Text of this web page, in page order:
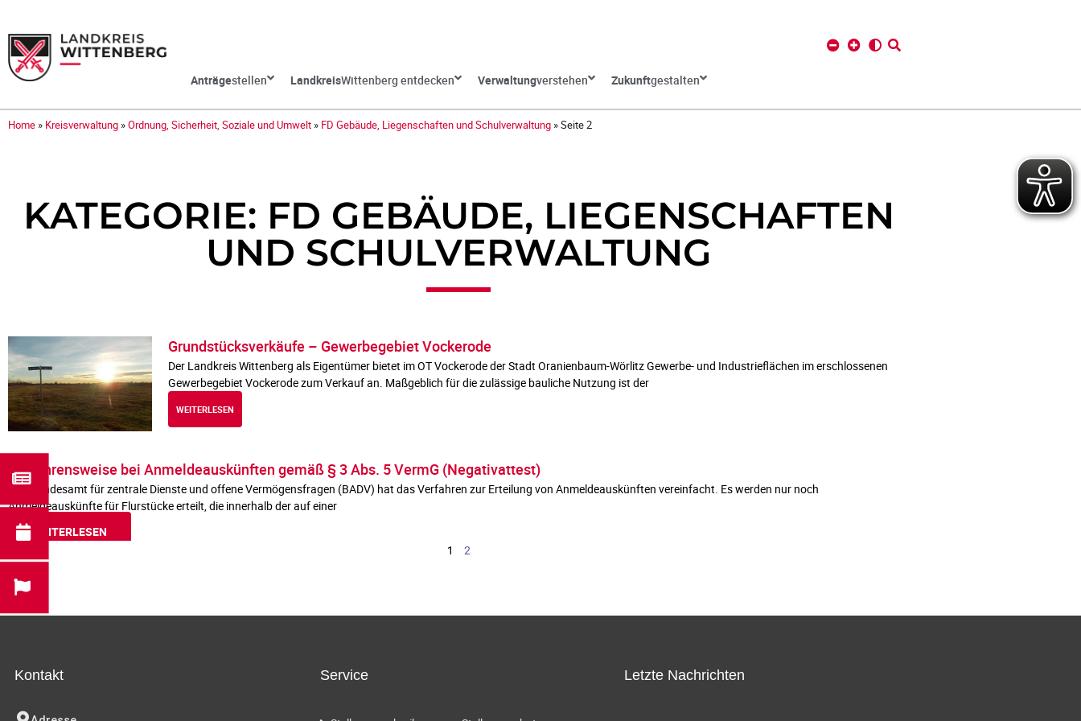
Anträgestellen LandkreisWittenberg entdecken Verwaltungverstehen Zukunftgestalten
Home » Kreisverwaltung »Ordnung, Sicherheit, Soziale und Umwelt » FD Gebäude, Liegenschaften und Schulverwaltung »Seite 2
KATEGORIE: FD GEBÄUDE, LIEGENSCHAFTEN
UND SCHULVERWALTUNG
Grundstücksverkäufe – Gewerbegebiet Vockerode
Der Landkreis Wittenberg als Eigentümer bietet im OT Vockerode der Stadt Oranienbaum-Wörlitz Gewerbe- und Industrieflächen im erschlossenen
Gewerbegebiet Vockerode zum Verkauf an. Maßgeblich für die zulässige bauliche Nutzung ist der
WEITERLESEN
Verfahrensweise bei Anmeldeauskünften gemäß § 3 Abs. 5 VermG (Negativattest)
Das Bundesamt für zentrale Dienste und offene Vermögensfragen (BADV) hat das Verfahren zur Erteilung von Anmeldeauskünften vereinfacht. Es werden nur noch
Anmeldeauskünfte für Flurstücke erteilt, die innerhalb der auf einer
WEITERLESEN
1
2
Kontakt Service Letzte Nachrichten